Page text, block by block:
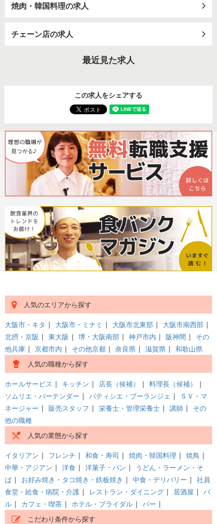
焼肉・韓国料理の求人
チェーン店の求人
最近見た求人
この求人をシェアする
人気のエリアから探す
大阪市・キタ | 大阪市・ミナミ | 大阪市北東部 | 大阪市南西部 |
北摂・京阪 | 東大阪 | 堺・大阪南部 | 神戸市内 | 阪神間 | その
他兵庫 | 京都市内 | その他京都 | 奈良県 | 滋賀県 | 和歌山県
人気の職種から探す
ホールサービス | キッチン | 店長（候補） | 料理長（候補）
|
ソムリエ・バーテンダー | パティシエ・ブーランジェ |
ＳＶ・マ
ネージャー | 販売スタッフ | 栄養士・管理栄養士 | 講師 | その
他の職種
人気の業態から探す
イタリアン | フレンチ | 和食・寿司 | 焼肉・韓国料理 | 焼鳥 |
中華・アジアン | 洋食 | 洋菓子・パン |
うどん・ラーメン・そ
ば | お好み焼き・タコ焼き・鉄板焼き | 中食・デリバリー | 社員
食堂・給食・病院・介護 | レストラン・ダイニング | 居酒屋 | バ
ル | カフェ・喫茶 | ホテル・ブライダル | バー |
こだわり条件から探す